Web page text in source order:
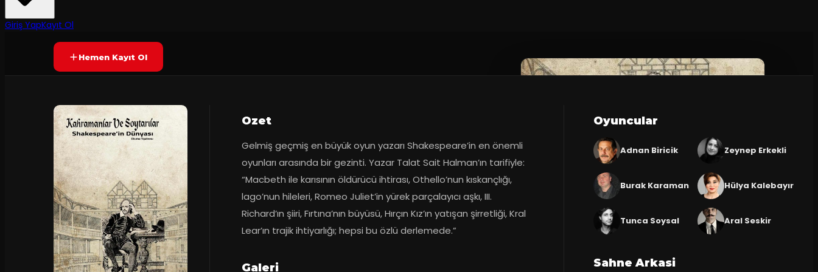
Giriş YapKayıt OlSONA ERDI
Hemen Kayıt Ol
Ozet
Gelmiş geçmiş en büyük oyun yazarı Shakespeare’in en önemli
oyunları arasında bir gezinti. Yazar Talat Sait Halman’ın tarifiyle:
“Macbeth ile karısının öldürücü ihtirası, Othello’nun kıskançlığı,
lago’nun hileleri, Romeo Juliet’in yürek parçalayıcı aşkı, III.
Richard’ın şiiri, Fırtına’nın büyüsü, Hırçın Kız’ın yatışan şirretliği, Kral
Lear’ın trajik ihtiyarlığı; hepsi bu özlü derlemede.”
Galeri
Oyuncular
Adnan Biricik Zeynep Erkekli
Burak Karaman Hülya Kalebayır
Tunca Soysal Aral Seskir
Sahne Arkasi